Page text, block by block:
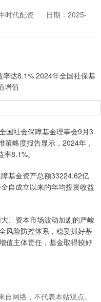
时代配资
日期：2025-
社会保障基金理事会9月3
略度报告显示，2024年，
8.1%。
基金资产总额33224.62亿
自成立以来的年均投资收益
、资本市场波动加剧的严峻
风险防控体系，稳妥抓好基
值主体责任，基金取得较好
网络，不代表本站观点。